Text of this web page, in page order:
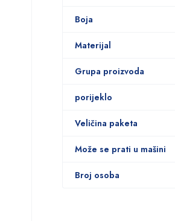
Boja
Materijal
Grupa proizvoda
porijeklo
Veličina paketa
Može se prati u mašini
Broj osoba